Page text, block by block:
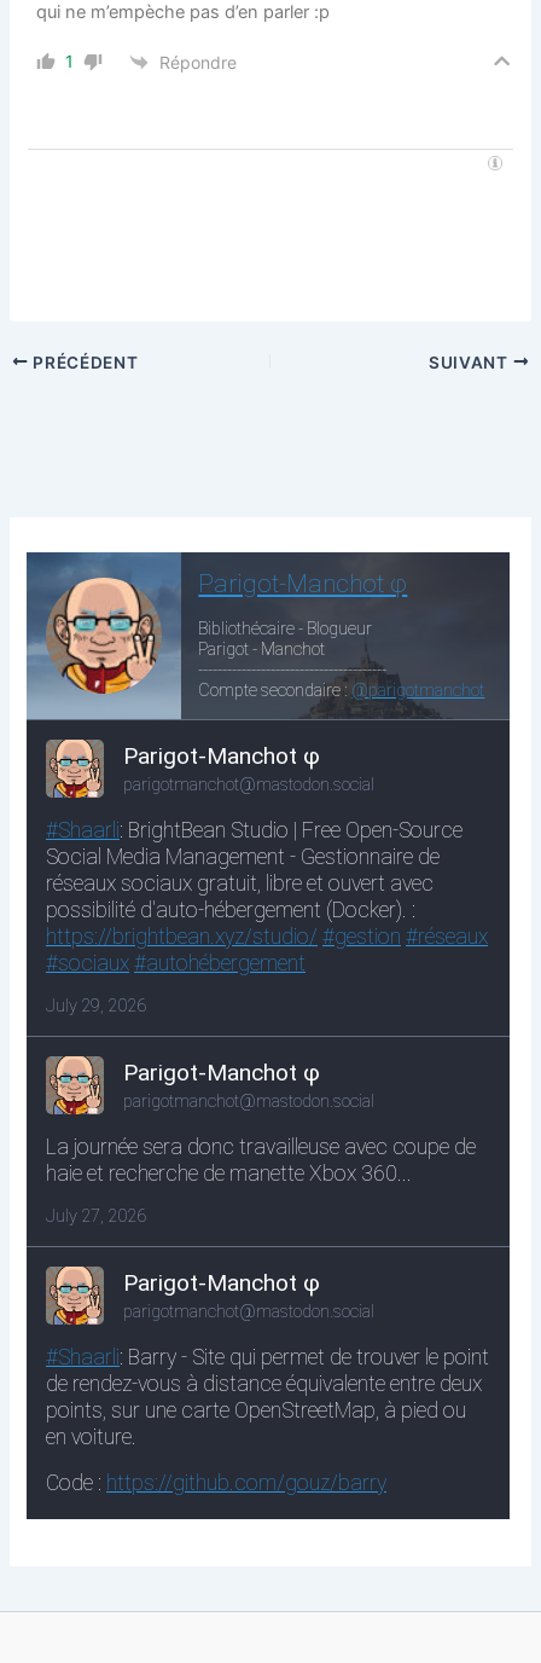
qui ne m’empèche pas d’en parler :p
1 Répondre
PRÉCÉDENT SUIVANT